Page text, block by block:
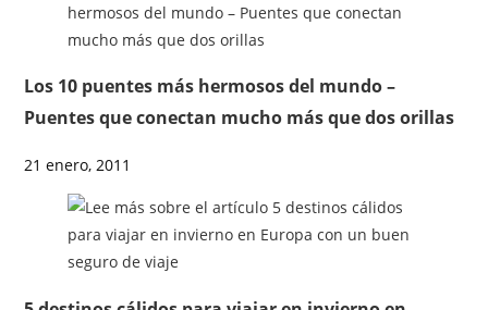
Los 10 puentes más hermosos del mundo –
Puentes que conectan mucho más que dos orillas
21 enero, 2011